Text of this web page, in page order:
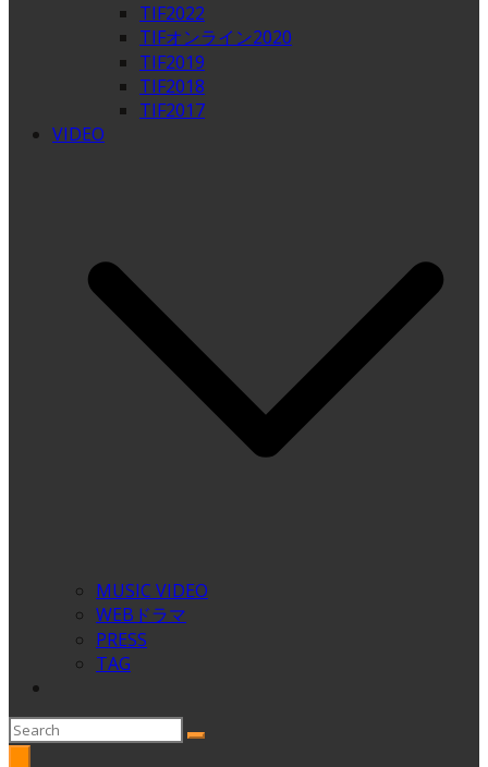
TIF2022
TIFオンライン2020
TIF2019
TIF2018
TIF2017
VIDEO
MUSIC VIDEO
WEBドラマ
PRESS
TAG